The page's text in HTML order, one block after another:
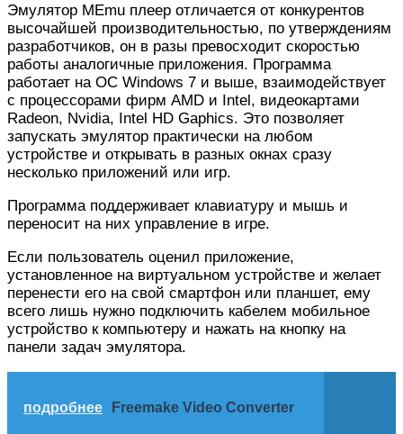
Эмулятор MEmu плеер отличается от конкурентов
высочайшей производительностью, по утверждениям
разработчиков, он в разы превосходит скоростью
работы аналогичные приложения. Программа
работает на ОС Windows 7 и выше, взаимодействует
с процессорами фирм AMD и Intel, видеокартами
Radeon, Nvidia, Intel HD Gaphics. Это позволяет
запускать эмулятор практически на любом
устройстве и открывать в разных окнах сразу
несколько приложений или игр.
Программа поддерживает клавиатуру и мышь и
переносит на них управление в игре.
Если пользователь оценил приложение,
установленное на виртуальном устройстве и желает
перенести его на свой смартфон или планшет, ему
всего лишь нужно подключить кабелем мобильное
устройство к компьютеру и нажать на кнопку на
панели задач эмулятора.
подробнее Freemake Video Converter